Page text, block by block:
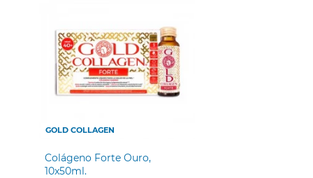
GOLD COLLAGEN
Colágeno Forte Ouro,
10x50ml.